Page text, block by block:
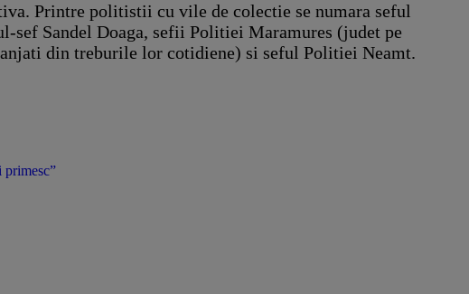
Printre politistii cu vile de colectie se numara seful
sef Sandel Doaga, sefii Politiei Maramures (judet pe
din treburile lor cotidiene) si seful Politiei Neamt.
primesc”